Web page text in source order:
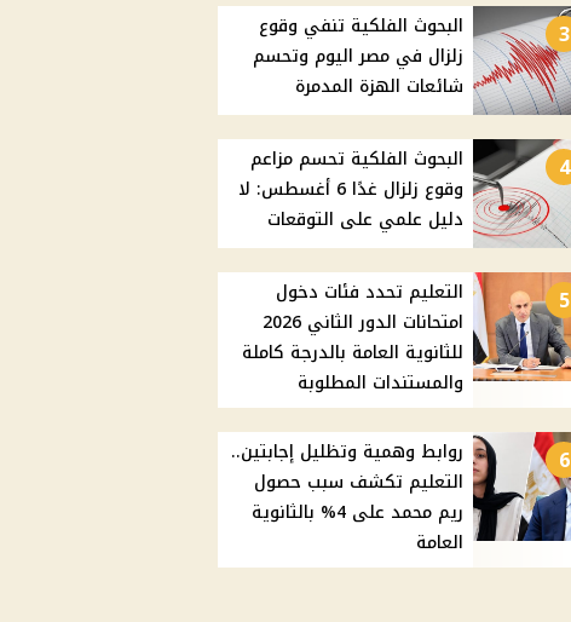
3
البحوث الفلكية تنفي وقوع
زلزال في مصر اليوم وتحسم
شائعات الهزة المدمرة
4
البحوث الفلكية تحسم مزاعم
وقوع زلزال غدًا 6 أغسطس: لا
دليل علمي على التوقعات
5
التعليم تحدد فئات دخول
امتحانات الدور الثاني 2026
للثانوية العامة بالدرجة كاملة
والمستندات المطلوبة
6
روابط وهمية وتظليل إجابتين..
التعليم تكشف سبب حصول
ريم محمد على 4% بالثانوية
العامة